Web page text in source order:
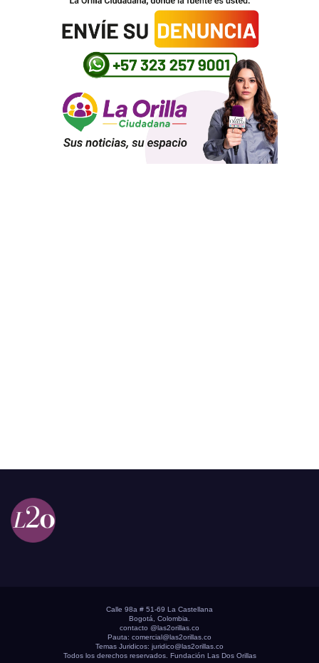
Calle 98a # 51-69 La Castellana
Bogotá, Colombia.
contacto @las2orillas.co
Pauta: comercial@las2orillas.co
Temas Juridicos: juridico@las2orillas.co
Todos los derechos reservados. Fundación Las Dos Orillas